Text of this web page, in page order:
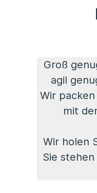
Groß
agil
Wir
mit
Wir holen
Sie